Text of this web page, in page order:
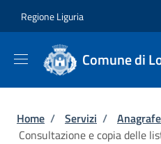
Regione Liguria
Comune di
Briciole di
Home / Servizi /
Consultazione e copia delle